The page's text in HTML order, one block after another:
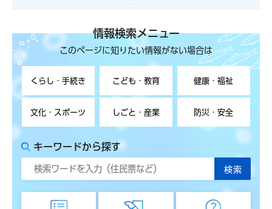
情報検索メニュー
このページに知りたい情報がない場合は
くらし・手続き こども・教育 健康・福祉
文化・スポーツ しごと・産業 防災・安全
キーワードから探す